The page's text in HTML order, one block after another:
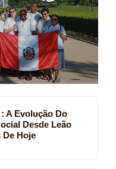
A Evolução Do
Desde Leão
De Hoje